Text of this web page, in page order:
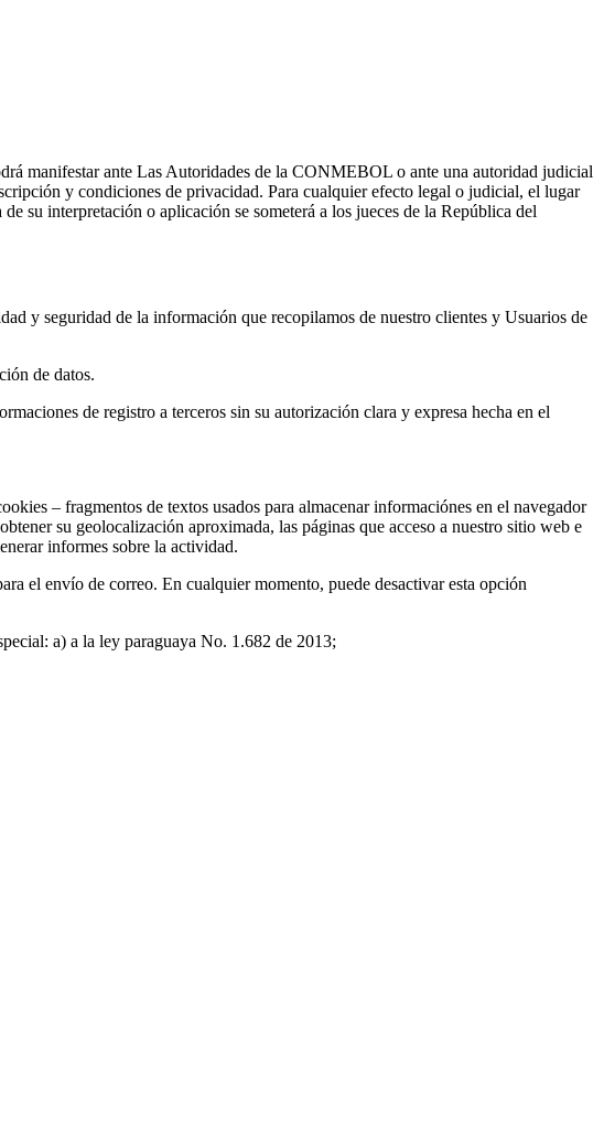
manifestar ante Las Autoridades de la CONMEBOL o ante una autoridad judicial
y condiciones de privacidad. Para cualquier efecto legal o judicial, el lugar
su interpretación o aplicación se someterá a los jueces de la República del
y seguridad de la información que recopilamos de nuestro clientes y Usuarios de
de datos.
de registro a terceros sin su autorización clara y expresa hecha en el
– fragmentos de textos usados para almacenar informaciónes en el navegador
su geolocalización aproximada, las páginas que acceso a nuestro sitio web e
informes sobre la actividad.
el envío de correo. En cualquier momento, puede desactivar esta opción
a) a la ley paraguaya No. 1.682 de 2013;